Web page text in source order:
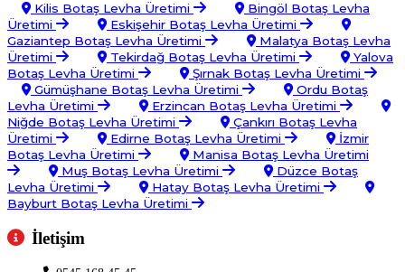
Kilis Botaş Levha Üretimi
Bingöl Botaş Levha
Üretimi
Eskişehir Botaş Levha Üretimi
Gaziantep Botaş Levha Üretimi
Malatya Botaş Levha
Üretimi
Tekirdağ Botaş Levha Üretimi
Yalova
Botaş Levha Üretimi
Şırnak Botaş Levha Üretimi
Gümüşhane Botaş Levha Üretimi
Ordu Botaş
Levha Üretimi
Erzincan Botaş Levha Üretimi
Niğde Botaş Levha Üretimi
Çankırı Botaş Levha
Üretimi
Edirne Botaş Levha Üretimi
İzmir
Botaş Levha Üretimi
Manisa Botaş Levha Üretimi
Muş Botaş Levha Üretimi
Düzce Botaş
Levha Üretimi
Hatay Botaş Levha Üretimi
Bayburt Botaş Levha Üretimi
İletişim